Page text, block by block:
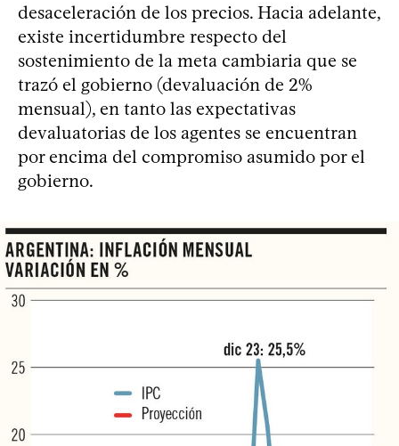
desaceleración de los precios. Hacia adelante,
existe incertidumbre respecto del
sostenimiento de la meta cambiaria que se
trazó el gobierno (devaluación de 2%
mensual), en tanto las expectativas
devaluatorias de los agentes se encuentran
por encima del compromiso asumido por el
gobierno.